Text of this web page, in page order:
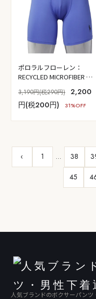
ポロラルフローレン：
RECYCLED MICROFIBER ボ
スカイ)
3,190円(税290円) 2,200
円(税200円)
31%OFF
‹ 1 … 38
45
人気ブランドのボクサーパンツ